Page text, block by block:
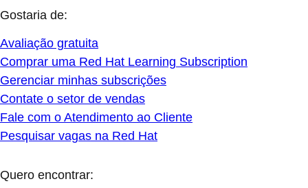
Gostaria de:
Avaliação gratuita
Comprar uma Red Hat Learning Subscription
Gerenciar minhas subscrições
Contate o setor de vendas
Fale com o Atendimento ao Cliente
Pesquisar vagas na Red Hat
Quero encontrar: